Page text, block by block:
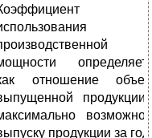
отношение
продукции
продукции за год.